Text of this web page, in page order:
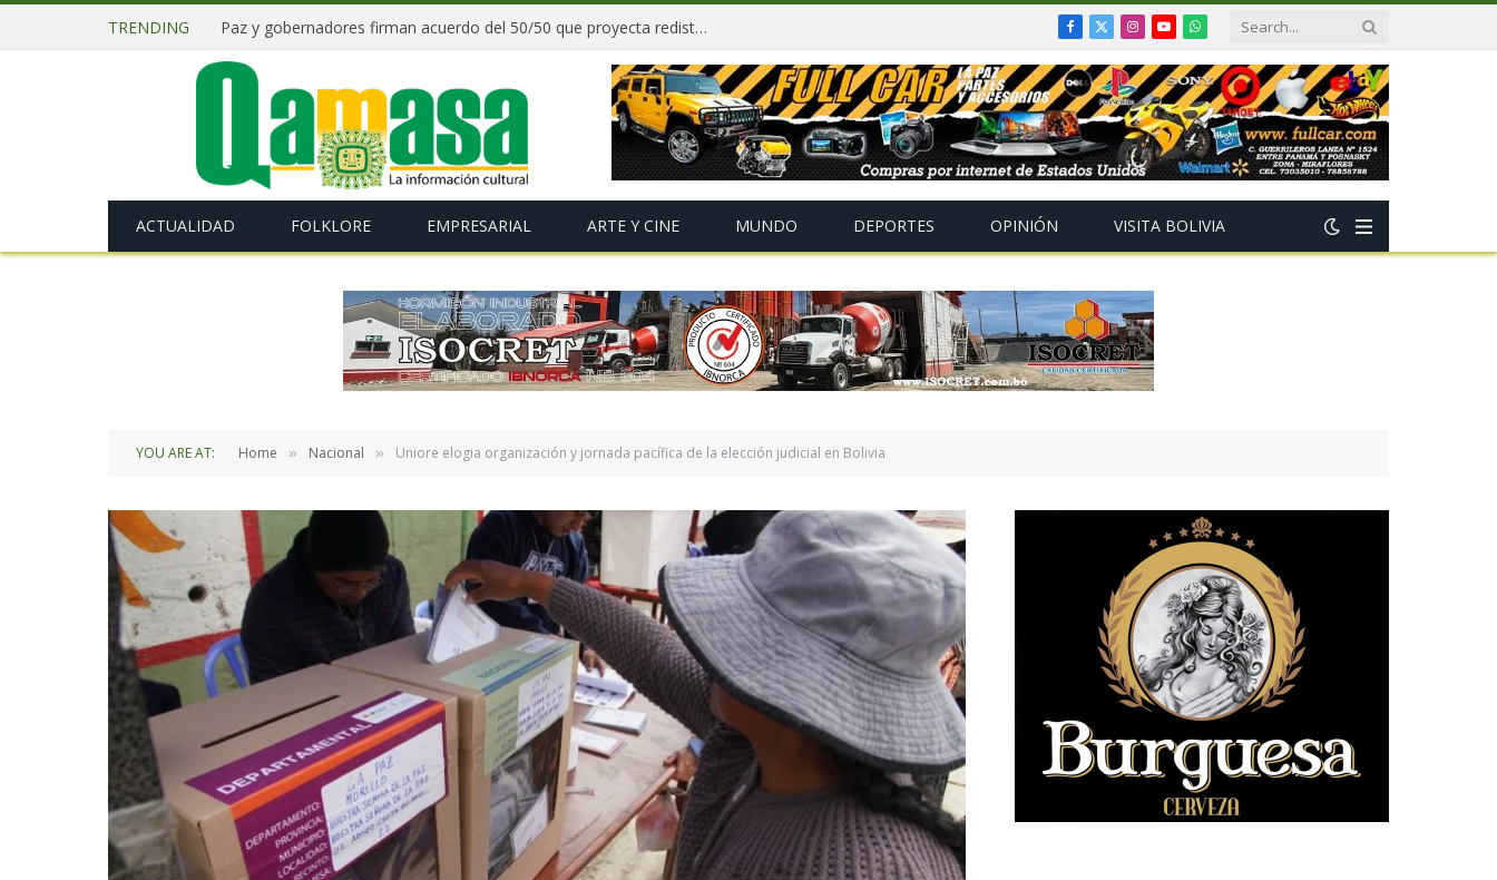
TRENDING Paz y gobernadores firman acuerdo del 50/50 que proyecta redistribuir recursos y tributos desde 2027 Facebook
X
(Twitter)
Instagram
YouTubeWhatsApp
ACTUALIDAD FOLKLORE EMPRESARIAL ARTE Y CINE MUNDO DEPORTES OPINIÓN VISITA BOLIVIA
YOU ARE AT: Home » Nacional » Uniore elogia organización y jornada pacífica de la elección judicial en Bolivia